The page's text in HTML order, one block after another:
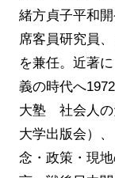
緒方貞子平和
席客員研究員
を兼任。近著
義の時代へ
大塾 社会人の
大学出版会）
念・政策・現